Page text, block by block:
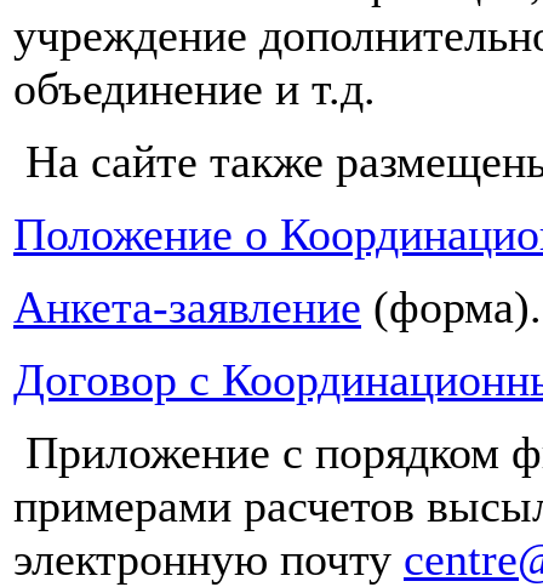
учреждение
объединение и т.д.
На сайте также
Положение о
Анкета-заявление (форма).
Договор с
Приложение с порядком
примерами расчетов
электронную почту